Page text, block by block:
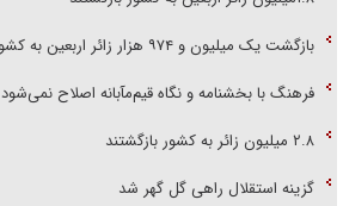
بازگشت یک میلیون و ۹۷۴ هزار زائر اربعین به کشور
فرهنگ با بخشنامه و نگاه قیم‌مآبانه اصلاح نمی‌شود
۲.۸ میلیون زائر به کشور بازگشتند
گزینه استقلال راهی گل گهر شد